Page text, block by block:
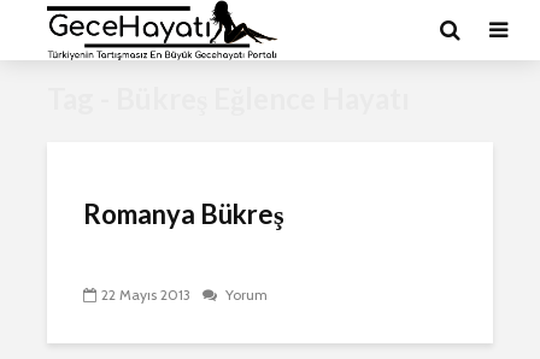
Romanya Bükreş
22 Mayıs 2013 Yorum